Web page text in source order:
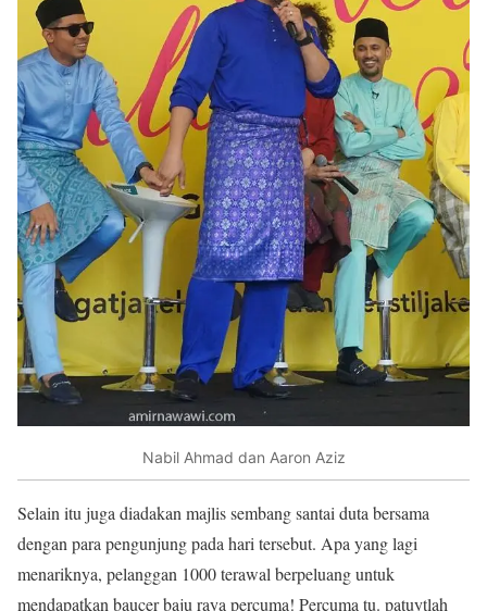
Nabil Ahmad dan Aaron Aziz
Selain itu juga diadakan majlis sembang santai duta bersama
dengan para pengunjung pada hari tersebut. Apa yang lagi
menariknya, pelanggan 1000 terawal berpeluang untuk
mendapatkan baucer baju raya percuma! Percuma tu. patuytlah